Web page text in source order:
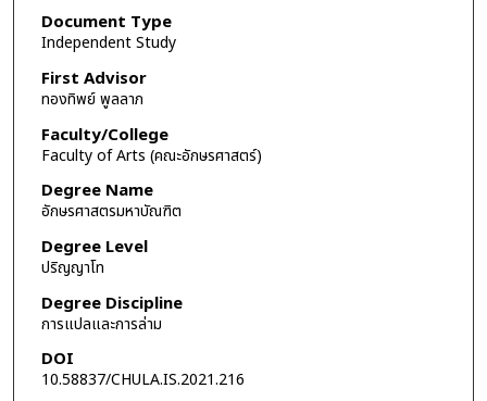
Document Type
Independent Study
First Advisor
ทองทิพย์ พูลลาภ
Faculty/College
Faculty of Arts (คณะอักษรศาสตร์)
Degree Name
อักษรศาสตรมหาบัณฑิต
Degree Level
ปริญญาโท
Degree Discipline
การแปลและการล่าม
DOI
10.58837/CHULA.IS.2021.216